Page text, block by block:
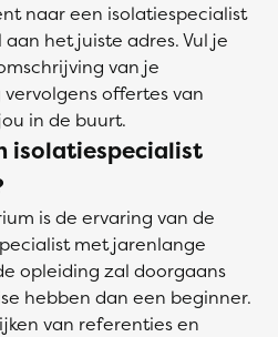
naar een isolatiespecialist
het juiste adres. Vul je
van je
offertes van
in de buurt.
isolatiespecialist
is de ervaring van de
met jarenlange
opleiding zal doorgaans
hebben dan een beginner.
van referenties en